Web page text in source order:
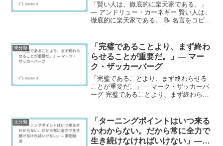
「賢い人は、徹底的に楽天家である。」
— アンドリュー・カーネギー 賢い人は、
徹底的に楽天家である。 📝 名言をコピー
をコピー 𝕏で共有 効...
未分類
「完璧であることより、まず終わ
らせることが重要だ。」— マー
ク・ザッカーバーグ
「完璧であることより、まず終わらせる
ことが重要だ。」— マーク・ザッカーバ
ーグ 完璧であることより、まず終わらせ
残り 60 秒 📲 共有（端末） 🔗...
未分類
「ターニングポイントはいつ来る
かわからない。だから常に全力で
生き続けなければいけない」—